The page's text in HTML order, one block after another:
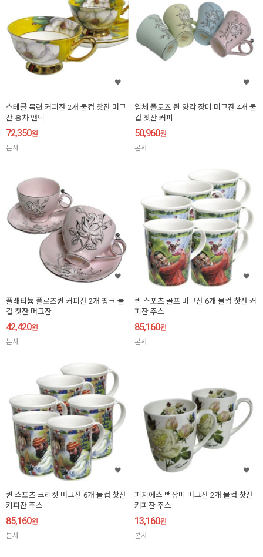
스테콜 목련 커피잔 2개 물컵 찻잔 머그
잔 홍차 앤틱
72,350원
본사
입체 폴로즈 퀸 양각 장미 머그잔 4개 물
컵 찻잔 커피
50,960원
본사
플래티늄 폴로즈퀸 커피잔 2개 핑크 물
컵 찻잔 머그잔
42,420원
본사
퀸 스포츠 골프 머그잔 6개 물컵 찻잔 커
피잔 주스
85,160원
본사
퀸 스포츠 크리켓 머그잔 6개 물컵 찻잔
커피잔 주스
85,160원
본사
피지에스 백장미 머그잔 2개 물컵 찻잔
커피잔 주스
13,160원
본사